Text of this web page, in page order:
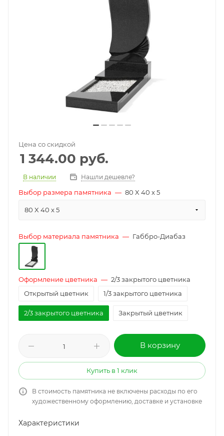
Цена со скидкой
1 344.00 руб.
В наличии Нашли дешевле?
Выбор размера памятника — 80 X 40 x 5
80 X 40 x 5
Выбор материала памятника — Габбро-Диабаз
Оформление цветника — 2/3 закрытого цветника
Открытый цветник
1/3 закрытого цветника
2/3 закрытого цветника Закрытый цветник
В корзину
Купить в 1 клик
В стоимость памятника не включены расходы по его
художественному оформлению, доставке и установке
Характеристики